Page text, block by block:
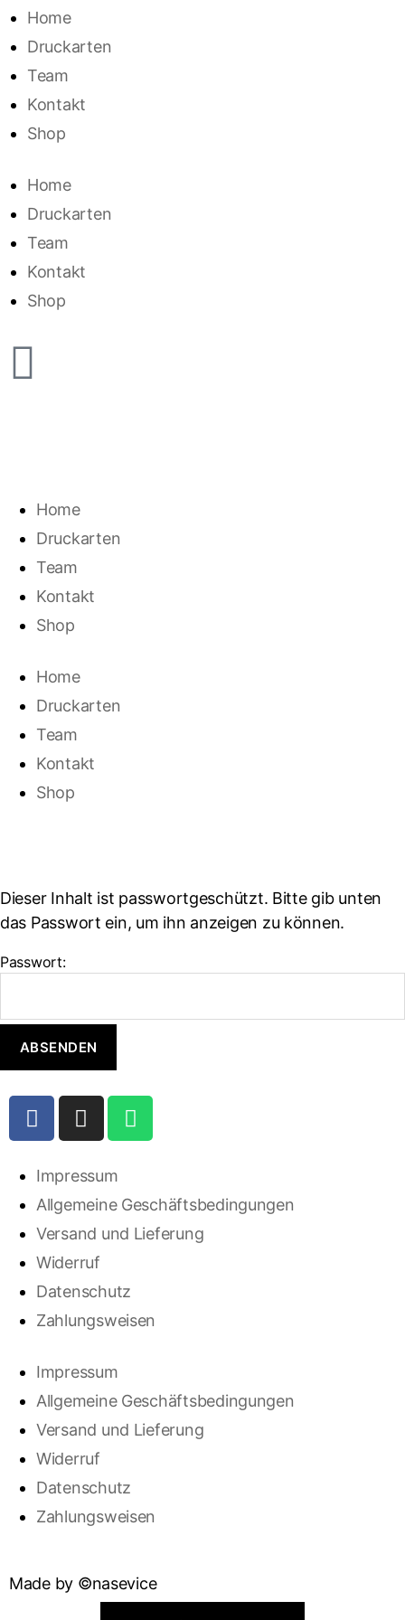
Home
Druckarten
Team
Kontakt
Shop
Home
Druckarten
Team
Kontakt
Shop
Home
Druckarten
Team
Kontakt
Shop
Home
Druckarten
Team
Kontakt
Shop
Dieser Inhalt ist passwortgeschützt. Bitte gib unten
das Passwort ein, um ihn anzeigen zu können.
Passwort:
Made by ©nasevice
Impressum
Allgemeine Geschäftsbedingungen
Versand und Lieferung
Widerruf
Datenschutz
Zahlungsweisen
Impressum
Allgemeine Geschäftsbedingungen
Versand und Lieferung
Widerruf
Datenschutz
Zahlungsweisen